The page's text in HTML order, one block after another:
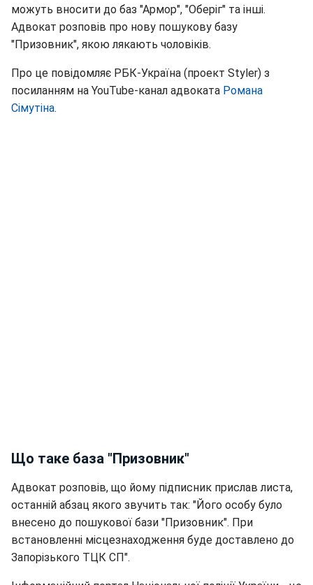
можуть вносити до баз "Армор", "Оберіг" та інші.
Адвокат розповів про нову пошукову базу
"Призовник", якою лякають чоловіків.
Про це повідомляє РБК-Україна (проект Styler) з
посиланням на YouTube-канал адвоката Романа
Сімутіна.
Що таке база "Призовник"
Адвокат розповів, що йому підписник прислав листа,
останній абзац якого звучить так: "Його особу було
внесено до пошукової бази "Призовник". При
встановленні місцезнаходження буде доставлено до
Запорізького ТЦК СП".